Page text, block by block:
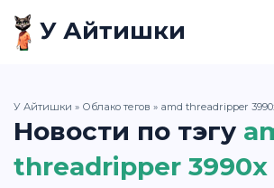
У Айтишки
У Айтишки » Облако тегов » amd threadripper
Новости по тэгу
threadripper 3990x